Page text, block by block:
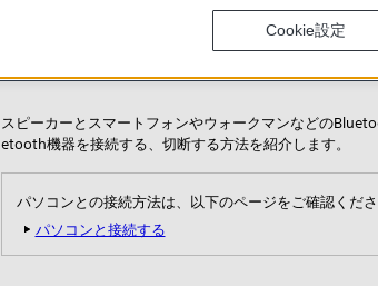
スマートフォンやウォー
スピーカーとスマートフォンやウォークマンなどの
etooth機器を接続する、切断する方法を紹介します。
パソコンとの接続方法は、以下のページをご確認くださ
パソコンと接続する
Cookie設定